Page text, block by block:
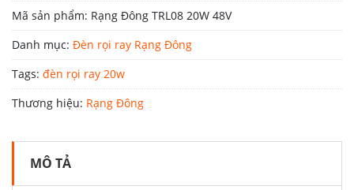
Mã sản phẩm: Rạng Đông TRL08 20W 48V
Danh mục: Đèn rọi ray Rạng Đông
Tags: đèn rọi ray 20w
Thương hiệu: Rạng Đông
MÔ TẢ